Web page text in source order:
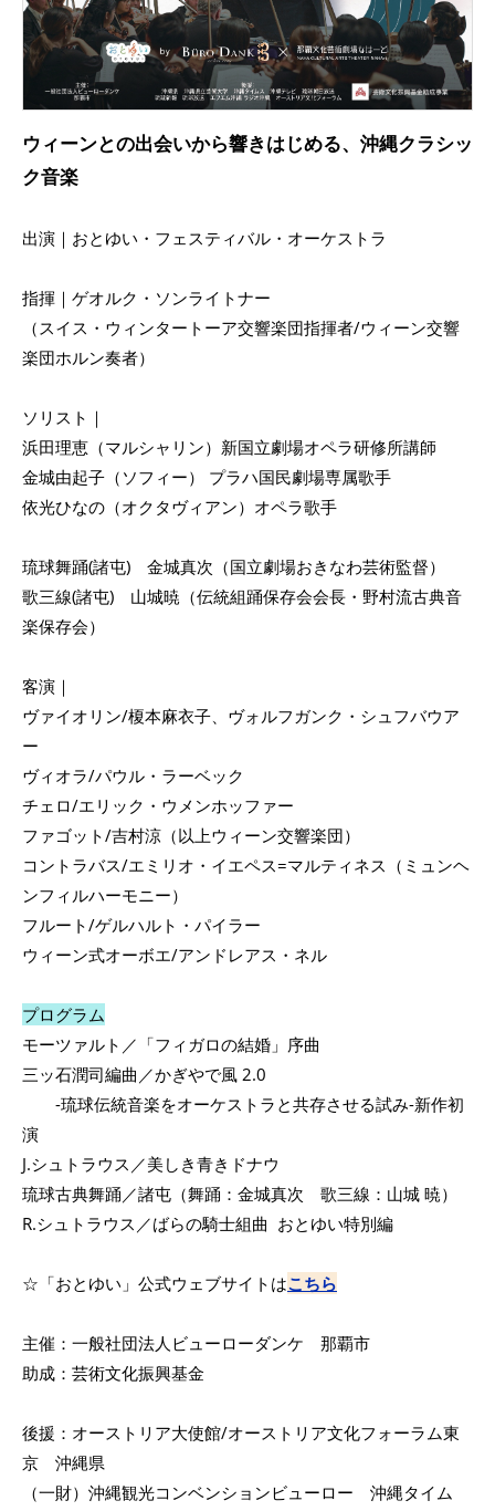
ウィーンとの出会いから響きはじめる、沖縄クラシッ
ク音楽
出演｜おとゆい・フェスティバル・オーケストラ
指揮｜ゲオルク・ソンライトナー
（スイス・ウィンタートーア交響楽団指揮者/ウィーン交響
楽団ホルン奏者）
ソリスト｜
浜田理恵（マルシャリン）新国立劇場オペラ研修所講師
金城由起子（ソフィー） プラハ国民劇場専属歌手
依光ひなの（オクタヴィアン）オペラ歌手
琉球舞踊(諸屯) 金城真次（国立劇場おきなわ芸術監督）
歌三線(諸屯) 山城暁（伝統組踊保存会会長・野村流古典音
楽保存会）
客演｜
ヴァイオリン/榎本麻衣子、ヴォルフガンク・シュフバウア
ー
ヴィオラ/パウル・ラーベック
チェロ/エリック・ウメンホッファー
ファゴット/吉村涼（以上ウィーン交響楽団）
コントラバス/エミリオ・イエペス=マルティネス（ミュンヘ
ンフィルハーモニー）
フルート/ゲルハルト・パイラー
ウィーン式オーボエ/アンドレアス・ネル
プログラム
モーツァルト／「フィガロの結婚」序曲
三ッ石潤司編曲／かぎやで風 2.0
-琉球伝統音楽をオーケストラと共存させる試み-新作初
演
J.シュトラウス／美しき青きドナウ
琉球古典舞踊／諸屯（舞踊：金城真次 歌三線：山城 暁）
R.シュトラウス／ばらの騎士組曲 おとゆい特別編
☆「おとゆい」公式ウェブサイトはこちら
主催：一般社団法人ビューローダンケ 那覇市
助成：芸術文化振興基金
後援：オーストリア大使館/オーストリア文化フォーラム東
京 沖縄県
（一財）沖縄観光コンベンションビューロー 沖縄タイム